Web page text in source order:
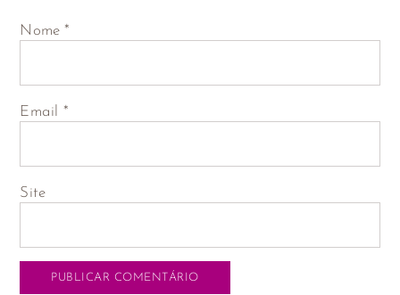
Nome*
Email *
Site